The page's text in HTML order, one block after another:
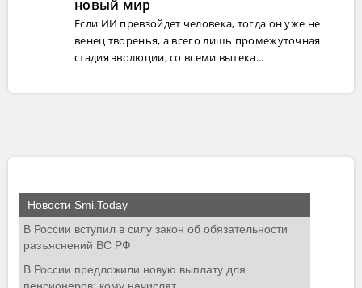
новый мир
Если ИИ превзойдет человека, тогда он уже не
венец творенья, а всего лишь промежуточная
стадия эволюции, со всеми вытека...